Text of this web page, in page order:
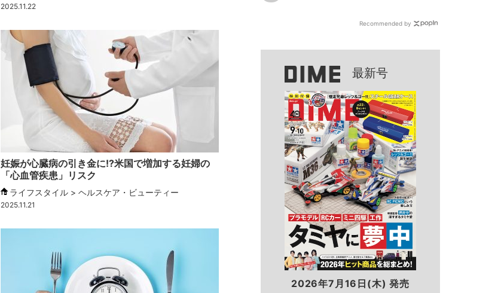
2025.11.22
妊娠が心臓病の引き金に!?米国で増加する妊婦の
「心血管疾患」リスク
ライフスタイル > ヘルスケア・ビューティー
2025.11.21
Recommended by
最新号
2026年7月16日(木) 発売